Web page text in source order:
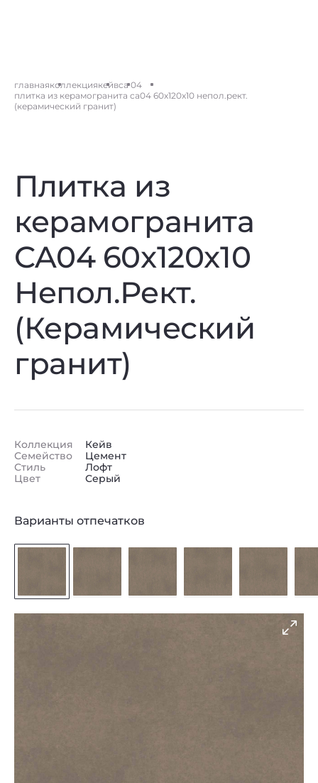
главнаяколлекциякейвca 04
плитка из керамогранита ca04 60x120x10 непол.рект.
(керамический гранит)
Плитка из
керамогранита
CA04 60x120x10
Непол.Рект.
(Керамический
гранит)
Коллекция
Семейство
Стиль
Цвет
Кейв
Цемент
Лофт
Серый
Варианты отпечатков